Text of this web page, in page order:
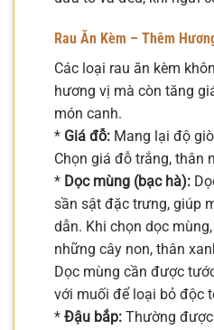
Rau Ăn Kèm – Thêm
Các loại rau ăn kèm
hương vị mà còn tăng
món canh.
* Giá đỗ: Mang lại độ
Chọn giá đỗ trắng, thân
* Dọc mùng (bạc hà):
sần sật đặc trưng, giúp
dẫn. Khi chọn dọc
những cây non, thân
Dọc mùng cần được
với muối để loại bỏ độc
* Đậu bắp: Thường